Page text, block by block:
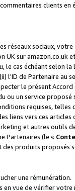
clients
réseaux sociaux,
sur amazon.co.uk
le cas échéant selon
l'ID de Partenaire au
le présent Accord
ou un service
requises, telles
liens vers ces
et autres outils
Partenaires (le «
produits proposés
une rémunération.
vue de vérifier votre